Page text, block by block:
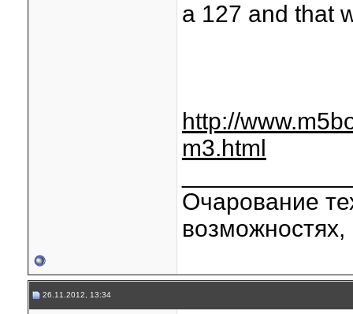
a 127 and that
http://
m3.html
Очарование
возможностях,
26.11.2012, 13:34